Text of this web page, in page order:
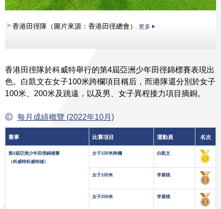
香港田徑隊（圖片來源：香港田徑總會） 更多
香港田徑隊於科威特舉行的第4屆亞洲少年田徑錦標賽表現出
色。白凱文在女子100米跨欄項目稱后，而港隊還分別於女子
100米、200米及跳遠，以及男、女子異程接力項目摘銅。
每月成績概覽 (2022年10月)
賽事 比賽項目 運動員 名次
第4屆亞洲少年田徑錦標賽
（科威特科威特城）
女子100米跨欄 白凱文
女子100米 李紫桃
女子200米 李紫桃